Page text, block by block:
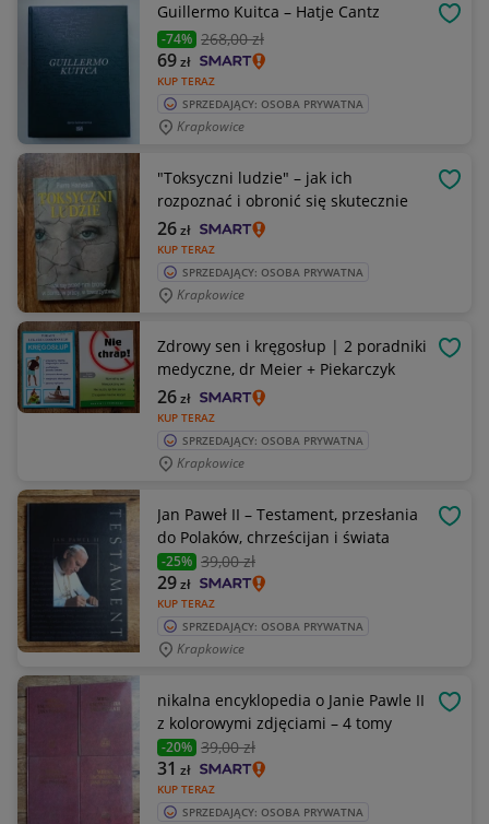
Guillermo Kuitca – Hatje Cantz
-74% 268,00 zł
KUP TERAZ
69zł
SPRZEDAJĄCY: OSOBA PRYWATNA
Krapkowice
"Toksyczni ludzie" – jak ich
rozpoznać i obronić się skutecznie
KUP TERAZ
26zł
SPRZEDAJĄCY: OSOBA PRYWATNA
Krapkowice
Zdrowy sen i kręgosłup | 2 poradniki
medyczne, dr Meier + Piekarczyk
KUP TERAZ
26zł
SPRZEDAJĄCY: OSOBA PRYWATNA
Krapkowice
Jan Paweł II – Testament, przesłania
do Polaków, chrześcijan i świata
-25% 39,00 zł
KUP TERAZ
29zł
SPRZEDAJĄCY: OSOBA PRYWATNA
Krapkowice
nikalna encyklopedia o Janie Pawle II
z kolorowymi zdjęciami – 4 tomy
-20% 39,00 zł
KUP TERAZ
31 zł
SPRZEDAJĄCY: OSOBA PRYWATNA